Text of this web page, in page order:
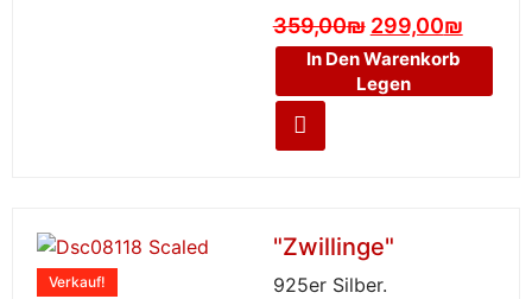
359,00₪ 299,00₪
In Den Warenkorb
Legen
Verkauf!
"Zwillinge"
925er Silber.